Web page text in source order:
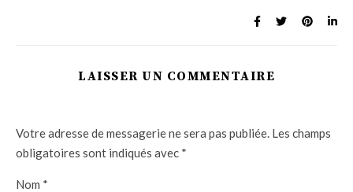
LAISSER UN COMMENTAIRE
Votre adresse de messagerie ne sera pas publiée. Les champs
obligatoires sont indiqués avec *
Nom *